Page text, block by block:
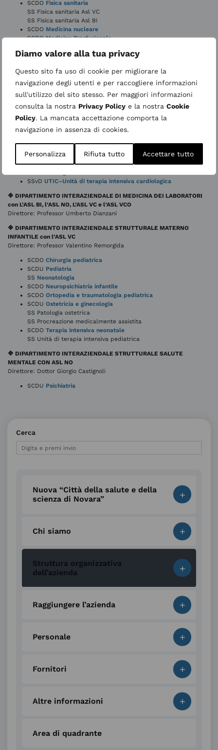
Diamo valore alla tua privacy
Questo sito fa uso di cookie per migliorare la
navigazione degli utenti e per raccogliere informazioni
sull'utilizzo del sito stesso. Per maggiori informazioni
consulta la nostra Privacy Policy e la nostra Cookie
Policy. La mancata accettazione comporta la
navigazione in assenza di cookies.
Personalizza Rifiuta tutto Accettare tutto
SCDO Fisica sanitaria
SS Fisica sanitaria Asl VC
SS Fisica sanitaria Asl BI
SCDO Medicina nucleare
SCDOMedicina Trasfusionale
SCDOMicrobiologia e virologia
SSNeuroradiologia
SSUnità di Radiodiagnostica DEA
SSvD
Radiologia interventistica
🔷DIPARTIMENTO TORACO-CARDIO-VASCOLARE
Direttore: Professor Giuseppe Rocco Salvatore Patti
SCDOCardiochirurgia
SSUnità di Elettrofisiologia
SCDUChirurgia toracica
SSUnità di Chirurgia mini-invasiva
SSvD UTIC–Unità di terapia intensiva cardiologica
🔷 DIPARTIMENTO INTERAZIENDALE DI MEDICINA DEI LABORATORI
con L’ASL BI, l’ASL NO, L’ASL VC e l’ASL VCO
Direttore: Professor Umberto Dianzani
🔷 DIPARTIMENTO INTERAZIENDALE STRUTTURALE MATERNO
INFANTILE con l’ASL VC
Direttore: Professor Valentino Remorgida
SCDO Chirurgia pediatrica
SCDU Pediatria
SS Neonatologia
SCDO Neuropsichiatria infantile
SCDO Ortopedia e traumatologia pediatrica
SCDU Ostetricia e ginecologia
SS Patologia ostetrica
SS Procreazione medicalmente assistita
SCDO Terapia intensiva neonatale
SS Unità di terapia intensiva pediatrica
🔷 DIPARTIMENTO INTERAZIENDALE STRUTTURALE SALUTE
MENTALE CON ASL NO
Direttore: Dottor Giorgio Castignoli
SCDU Psichiatria
Cerca
+
Nuova “Città della salute e della
scienza di Novara”
+
Chi siamo
+
Struttura organizzativa
dell’azienda
+
Raggiungere l’azienda
+
Personale
+
Fornitori
+
Altre informazioni
Area di quadrante